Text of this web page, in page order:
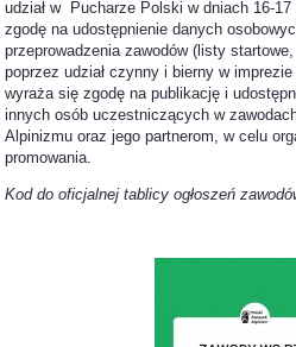
udział w Pucharze Polski w dniach 16-
zgodę na udostępnienie danych
przeprowadzenia zawodów (listy
poprzez udział czynny i bierny w
wyraża się zgodę na publikację i
innych osób uczestniczących w
Alpinizmu oraz jego partnerom, w celu
promowania.
Kod do oficjalnej tablicy ogłoszeń